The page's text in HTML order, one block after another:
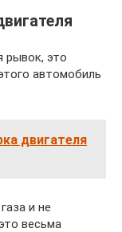
рывок, это
автомобиль
двигателя
и не
весьма